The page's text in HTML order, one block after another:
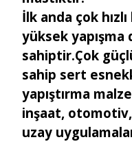
İlk anda çok
yüksek
sahiptir.Çok
sahip sert
yapıştırma
inşaat, otomotiv,
uzay